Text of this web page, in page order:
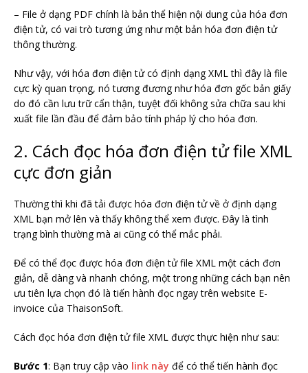
– File ở dạng PDF chính là bản thể hiện nội dung của hóa đơn
điện tử, có vai trò tương ứng như một bản hóa đơn điện tử
thông thường.
Như vậy, với hóa đơn điện tử có định dạng XML thì đây là file
cực kỳ quan trọng, nó tương đương như hóa đơn gốc bản giấy
do đó cần lưu trữ cẩn thận, tuyệt đối không sửa chữa sau khi
xuất file lần đầu để đảm bảo tính pháp lý cho hóa đơn.
2. Cách đọc hóa đơn điện tử file XML
cực đơn giản
Thường thì khi đã tải được hóa đơn điện tử về ở định dạng
XML bạn mở lên và thấy không thể xem được. Đây là tình
trạng bình thường mà ai cũng có thể mắc phải.
Để có thể đọc được hóa đơn điện tử file XML một cách đơn
giản, dễ dàng và nhanh chóng, một trong những cách bạn nên
ưu tiên lựa chọn đó là tiến hành đọc ngay trên website E-
invoice của ThaisonSoft.
Cách đọc hóa đơn điện tử file XML được thực hiện như sau:
Bước 1: Bạn truy cập vào link này để có thể tiến hành đọc